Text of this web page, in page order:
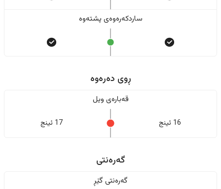
ساردکەرەوەی پشتەوە
ڕوی دەرەوە
قەبارەی ویل
16 ئینج 17 ئینج
گەرەنتی
گەرەنتی گێڕ